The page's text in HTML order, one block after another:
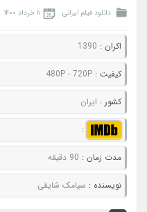
دانلود فیلم ایرانی ۱۱ خرداد ۱۴۰۰
اکران : 1390
کيفيت :480P - 720P
کشور : ایران
:
مدت زمان : 90 دقیقه
نويسنده : سیامک شایقی